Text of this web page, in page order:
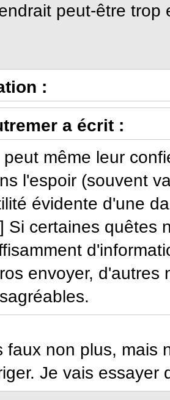
peut-être trop
:
a écrit :
peut même leur
l'espoir (souvent
évidente d'une
Si certaines quêtes
envoyer, d'autres
faux non plus, mais
Je vais essayer